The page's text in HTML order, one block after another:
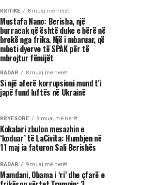
KRITIKE 8 muaj më herët
Mustafa Nano: Berisha, një
burracak që është duke e bërë në
brekë nga frika. Një i mbaruar, që
mbeti dyerve të SPAK për të
mbrojtur fëmijët
RADAR 8 muaj më herët
Si një aferë korrupsioni mund t’i
japë fund luftës në Ukrainë
KRYESORE 9 muaj më herët
Kokalari zbulon mesazhin e
‘koduar’ të LaCivita: Humbjen në
11 maj ia faturon Sali Berishës
RADAR 9 muaj më herët
Mamdani, Obama i ‘ri’ dhe çfarë e